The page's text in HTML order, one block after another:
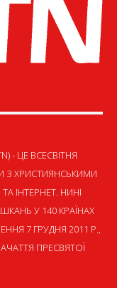
- ЦЕ ВСЕСВІТНЯ
З ХРИСТИЯНСЬКИМИ
ІНТЕРНЕТ. НИНІ
У 140 КРАЇНАХ
7 ГРУДНЯ 2011 Р.,
ПРЕСВЯТОЇ